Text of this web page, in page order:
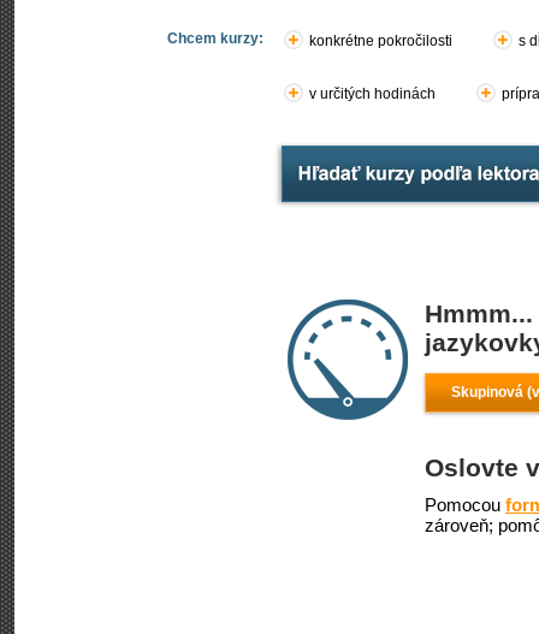
Chcem kurzy: konkrétne pokročilosti s
v určitých hodinách
Skupinová
Oslovte
Pomocou
zároveň;